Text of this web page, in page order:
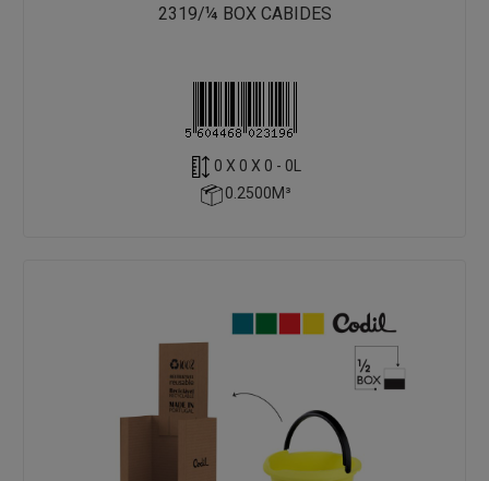
2319/¼ BOX CABIDES
0 X 0 X 0 - 0L
0.2500M³